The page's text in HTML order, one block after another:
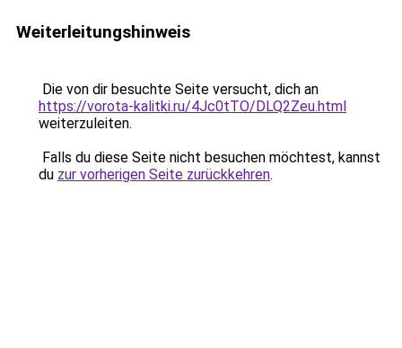
Weiterleitungshinweis
Die von dir besuchte Seite versucht, dich an
https://vorota-kalitki.ru/4Jc0tTO/DLQ2Zeu.html
weiterzuleiten.
Falls du diese Seite nicht besuchen möchtest, kannst
du zur vorherigen Seite zurückkehren.